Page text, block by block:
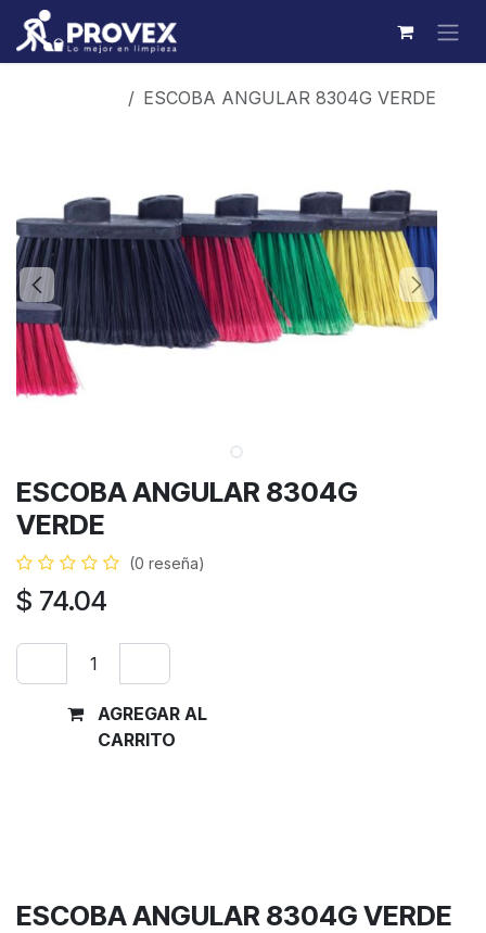
Ir al contenido
ESCOBA ANGULAR 8304G VERDE
ESCOBA ANGULAR 8304G
VERDE
(0 reseña)
$ 74.04
AGREGAR AL
CARRITO
ESCOBA ANGULAR 8304G VERDE